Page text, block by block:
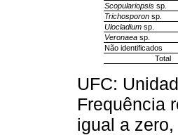
Scopulariopsissp.
Trichosporonsp.
Ulocladiumsp.
Veronaeasp.
Não identificados
Total
UFC:
Frequência
igual a